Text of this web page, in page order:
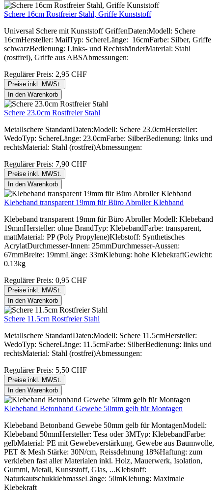
Schere 16cm Rostfreier Stahl, Griffe Kunststoff
Universal Schere mit Kunststoff GriffenDaten:Modell: Schere
16cmHersteller: MailTyp: SchereLänge: 16cmFarbe: Silber, Griffe
schwarzBedienung: Links- und RechtshänderMaterial: Stahl
(rostfrei), Griffe aus ABSAbmessungen:
Regulärer Preis: 2,95 CHF
Preise inkl. MWSt.
In den Warenkorb
Schere 23.0cm Rostfreier Stahl
Metallschere StandardDaten:Modell: Schere 23.0cmHersteller:
WedoTyp: SchereLänge: 23.0cmFarbe: SilberBedienung: links und
rechtsMaterial: Stahl (rostfrei)Abmessungen:
Regulärer Preis: 7,90 CHF
Preise inkl. MWSt.
In den Warenkorb
Klebeband transparent 19mm für Büro Abroller Klebband
Klebeband transparent 19mm für Büro Abroller Modell: Klebeband
19mmHersteller: ohne BrandTyp: KlebebandFarbe: transparent,
mattMaterial: PP (Poly Propylene)Klebstoff: Synthetisches
AcrylatDurchmesser-Innen: 25mmDurchmesser-Aussen:
67mmBreite: 19mmLänge: 33mKlebung: hohe KlebekraftGewicht:
0.13kg
Regulärer Preis: 0,95 CHF
Preise inkl. MWSt.
In den Warenkorb
Schere 11.5cm Rostfreier Stahl
Metallschere StandardDaten:Modell: Schere 11.5cmHersteller:
WedoTyp: SchereLänge: 11.5cmFarbe: SilberBedienung: links und
rechtsMaterial: Stahl (rostfrei)Abmessungen:
Regulärer Preis: 5,50 CHF
Preise inkl. MWSt.
In den Warenkorb
Klebeband Betonband Gewebe 50mm gelb für Montagen
Klebeband Betonband Gewebe 50mm gelb für MontagenModell:
Klebeband 50mmHersteller: Tesa oder 3MTyp: KlebebandFarbe:
gelbMaterial: PE mit Gewebeverstärkung, Gewebe aus Baumwolle,
PET & Mesh Stärke: 30N/cm, Reissdehnung 18%Haftung: zum
verkleben fast aller Materialen inkl. Holz, Mauerwerk, Isolation,
Gummi, Metall, Kunststoff, Glas, ...Klebstoff:
NaturkautschukklebmasseLänge: 50mKlebung: Maximale
Klebekraft